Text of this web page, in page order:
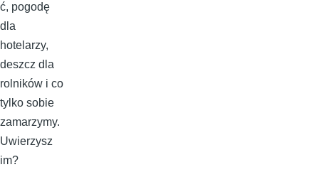
ć, pogodę
dla
hotelarzy,
deszcz dla
rolników i co
tylko sobie
zamarzymy.
Uwierzysz
im?